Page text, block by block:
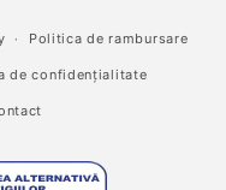
Politica de rambursare
de confidențialitate